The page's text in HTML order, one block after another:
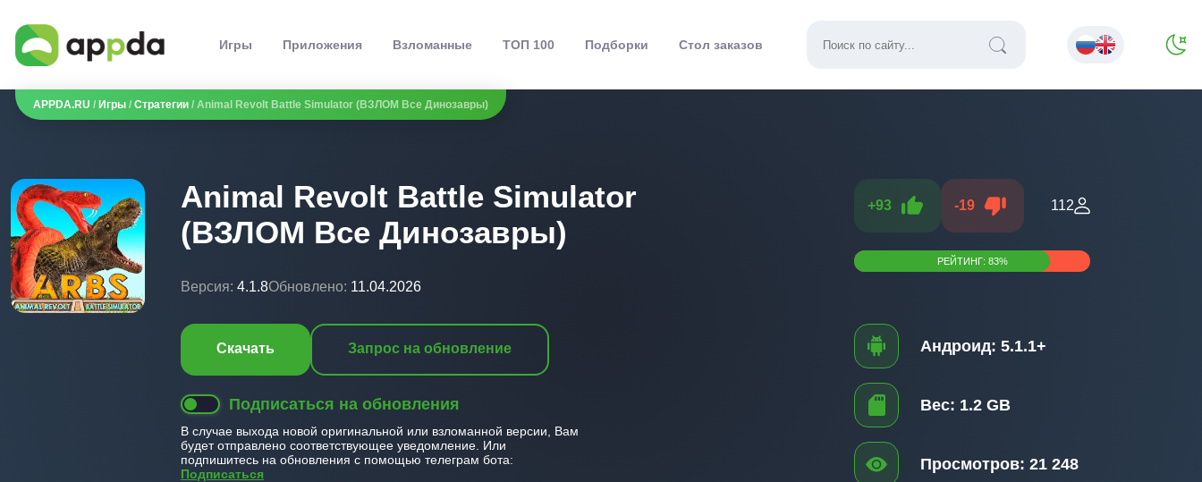
Игры Приложения Взломанные ТОП 100 Подборки Стол заказов
APPDA.RU / Игры / Стратегии / Animal Revolt Battle Simulator (ВЗЛОМ Все Динозавры)
Animal Revolt Battle Simulator
(ВЗЛОМ Все Динозавры)
Версия: 4.1.8Обновлено: 11.04.2026
Скачать Запрос на обновление
Подписаться на обновления
В случае выхода новой оригинальной или взломанной версии, Вам
будет отправлено соответствующее уведомление. Или
подпишитесь на обновления с помощью телеграм бота:
Подписаться
+93 -19 112
РЕЙТИНГ: 83%
Андроид: 5.1.1+
Вес: 1.2 GB
Просмотров: 21 248